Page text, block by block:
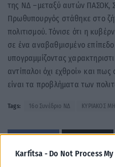
Karfitsa - Do Not Process
της ΝΔ –μεταξύ αυτών ΠΑΣΟΚ,
Πρωθυπουργός στάθηκε στο
πολιτισμού. Τόνισε ότι η
σε ένα αναβαθμισμένο επίπεδο
υπογραμμίζοντας
αντίπαλοι όχι εχθροί» και
είναι τα προβλήματα των
Tags: 16ο Συνέδριο ΝΔ ΚΥΡΙΑΚΟΣ